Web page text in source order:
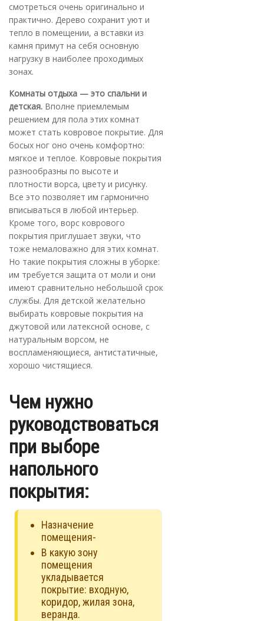
смотреться очень оригинально и
практично. Дерево сохранит уют и
тепло в помещении, а вставки из
камня примут на себя основную
нагрузку в наиболее проходимых
зонах.
Комнаты отдыха — это спальни и
детская. Вполне приемлемым
решением для пола этих комнат
может стать ковровое покрытие. Для
босых ног оно очень комфортно:
мягкое и теплое. Ковровые покрытия
разнообразны по высоте и
плотности ворса, цвету и рисунку.
Все это позволяет им гармонично
вписываться в любой интерьер.
Кроме того, ворс коврового
покрытия приглушает звуки, что
тоже немаловажно для этих комнат.
Но такие покрытия сложны в уборке:
им требуется защита от моли и они
имеют сравнительно небольшой срок
службы. Для детской желательно
выбирать ковровые покрытия на
джутовой или латексной основе, с
натуральным ворсом, не
воспламеняющиеся, антистатичные,
хорошо чистящиеся.
Чем нужно
руководствоваться
при выборе
напольного
покрытия:
Назначение
помещения-
В какую зону
помещения
укладывается
покрытие: входную,
коридор, жилая зона,
веранда.